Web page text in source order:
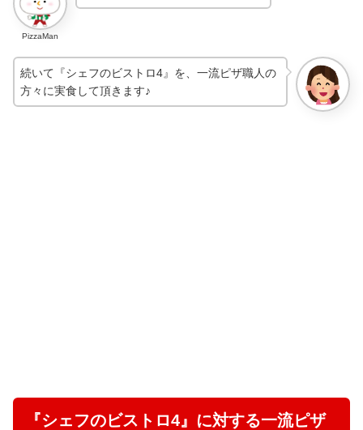
PizzaMan
続いて『シェフのビストロ4』を、一流ピザ職人の
方々に実食して頂きます♪
『シェフのビストロ4』に対する一流ピザ